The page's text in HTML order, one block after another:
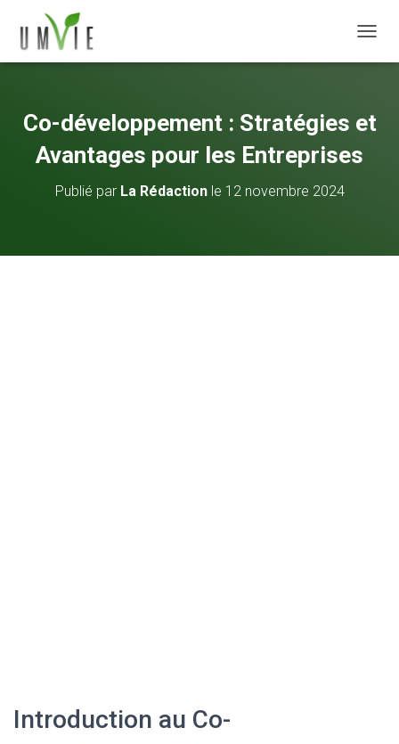
Co-développement : Stratégies et
Avantages pour les Entreprises
Publié par La Rédactionle 12 novembre 2024
Introduction au Co-